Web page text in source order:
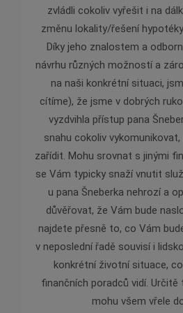
zvládli cokoliv vyřešit i na
změnu lokality/řešení
Díky jeho znalostem a
návrhu různých možností a
na naši konkrétní situaci,
cítíme), že jsme v dobrých
vyzdvihla přístup pana
snahu cokoliv
zařídit. Mohu srovnat s jinými
se Vám typicky snaží vnutit
u pana Šneberka nehrozí a
důvěřovat, že Vám bude
najdete přesně to, co Vám
v neposlední řadě souvisí i
konkrétní životní situace,
finančních poradců vidí. Určitě
mohu všem vřele